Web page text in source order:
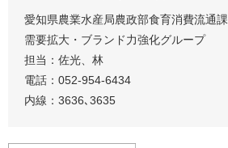
愛知県農業水産局農政部食育消費流通課
需要拡大・ブランド力強化グループ
担当：佐光、林
電話：052-954-6434
内線：3636､3635